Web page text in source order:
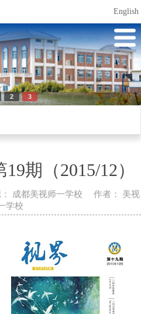
English
2 3
期（2015/12）
成都美视师一学校 作者： 美视
学校